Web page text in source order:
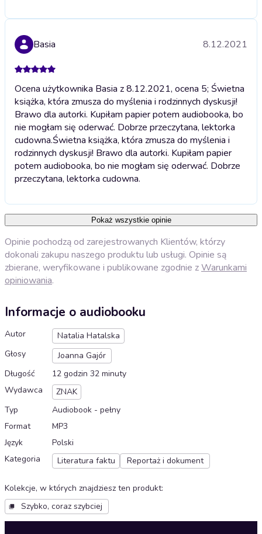
Basia 8.12.2021
Ocena użytkownika Basia z 8.12.2021, ocena 5; Świetna
książka, która zmusza do myślenia i rodzinnych dyskusji!
Brawo dla autorki. Kupiłam papier potem audiobooka, bo
nie mogłam się oderwać. Dobrze przeczytana, lektorka
cudowna.Świetna książka, która zmusza do myślenia i
rodzinnych dyskusji! Brawo dla autorki. Kupiłam papier
potem audiobooka, bo nie mogłam się oderwać. Dobrze
przeczytana, lektorka cudowna.
Pokaż wszystkie opinie
Opinie pochodzą od zarejestrowanych Klientów, którzy
dokonali zakupu naszego produktu lub usługi. Opinie są
zbierane, weryfikowane i publikowane zgodnie zWarunkami
opiniowania.
Informacje o audiobooku
Autor
Natalia Hatalska
Głosy
Joanna Gajór
Długość
12 godzin 32 minuty
Wydawca
ZNAK
Typ
Audiobook - pełny
Format
MP3
Język
Polski
Kategoria
Literatura faktu Reportaż i dokument
Kolekcje, w których znajdziesz ten produkt:
Szybko, coraz szybciej